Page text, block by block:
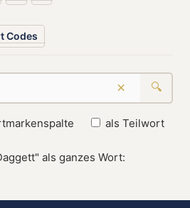
Codes
× 🔍
als Teilwort
als ganzes Wort: